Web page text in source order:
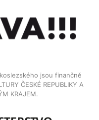
jsou finančně
ČESKÉ REPUBLIKY A
KRAJEM.